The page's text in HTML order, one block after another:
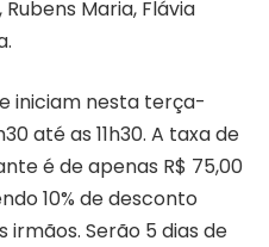
Maria, Flávia
iniciam nesta terça-
até as 11h30. A taxa de
é de apenas R$ 75,00
10% de desconto
Serão 5 dias de